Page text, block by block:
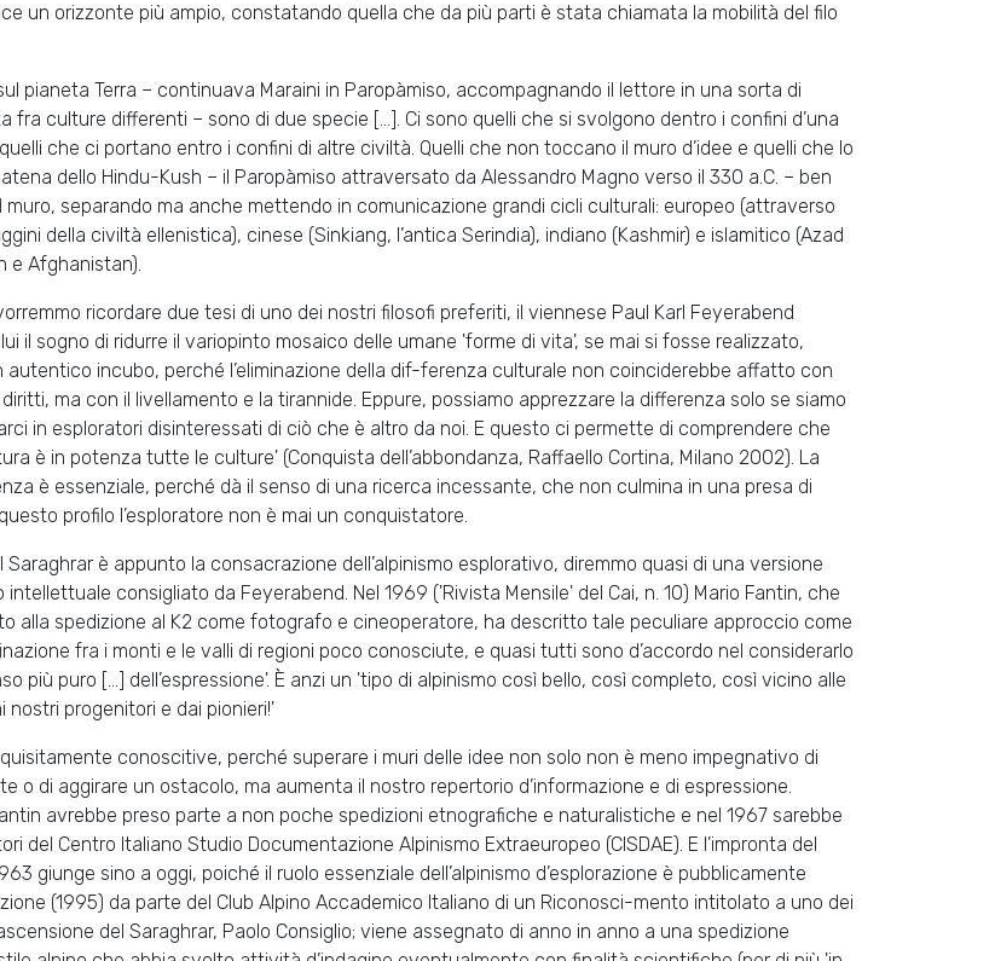
un orizzonte più ampio, constatando quella che da più parti è stata chiamata la mobilità del filo
pianeta Terra – continuava Maraini in Paropàmiso, accompagnando il lettore in una sorta di
fra culture differenti – sono di due specie [...]. Ci sono quelli che si svolgono dentro i confini d’una
che ci portano entro i confini di altre civiltà. Quelli che non toccano il muro d’idee e quelli che lo
dello Hindu-Kush – il Paropàmiso attraversato da Alessandro Magno verso il 330 a.C. – ben
muro, separando ma anche mettendo in comunicazione grandi cicli culturali: europeo (attraverso
della civiltà ellenistica), cinese (Sinkiang, l’antica Serindia), indiano (Kashmir) e islamitico (Azad
e Afghanistan).
ricordare due tesi di uno dei nostri filosofi preferiti, il viennese Paul Karl Feyerabend
il sogno di ridurre il variopinto mosaico delle umane 'forme di vita', se mai si fosse realizzato,
autentico incubo, perché l’eliminazione della dif-ferenza culturale non coinciderebbe affatto con
diritti, ma con il livellamento e la tirannide. Eppure, possiamo apprezzare la differenza solo se siamo
in esploratori disinteressati di ciò che è altro da noi. E questo ci permette di comprendere che
è in potenza tutte le culture' (Conquista dell’abbondanza, Raffaello Cortina, Milano 2002). La
è essenziale, perché dà il senso di una ricerca incessante, che non culmina in una presa di
profilo l’esploratore non è mai un conquistatore.
Saraghrar è appunto la consacrazione dell’alpinismo esplorativo, diremmo quasi di una versione
consigliato da Feyerabend. Nel 1969 ('Rivista Mensile' del Cai, n. 10) Mario Fantin, che
alla spedizione al K2 come fotografo e cineoperatore, ha descritto tale peculiare approccio come
fra i monti e le valli di regioni poco conosciute, e quasi tutti sono d’accordo nel considerarlo
più puro [...] dell’espressione'. È anzi un 'tipo di alpinismo così bello, così completo, così vicino alle
nostri progenitori e dai pionieri!'
conoscitive, perché superare i muri delle idee non solo non è meno impegnativo di
o di aggirare un ostacolo, ma aumenta il nostro repertorio d’informazione e di espressione.
avrebbe preso parte a non poche spedizioni etnografiche e naturalistiche e nel 1967 sarebbe
del Centro Italiano Studio Documentazione Alpinismo Extraeuropeo (CISDAE). E l’impronta del
giunge sino a oggi, poiché il ruolo essenziale dell’alpinismo d’esplorazione è pubblicamente
(1995) da parte del Club Alpino Accademico Italiano di un Riconosci-mento intitolato a uno dei
del Saraghrar, Paolo Consiglio; viene assegnato di anno in anno a una spedizione